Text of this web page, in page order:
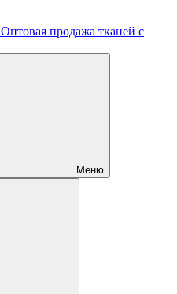
Оптовая продажа тканей с
Меню